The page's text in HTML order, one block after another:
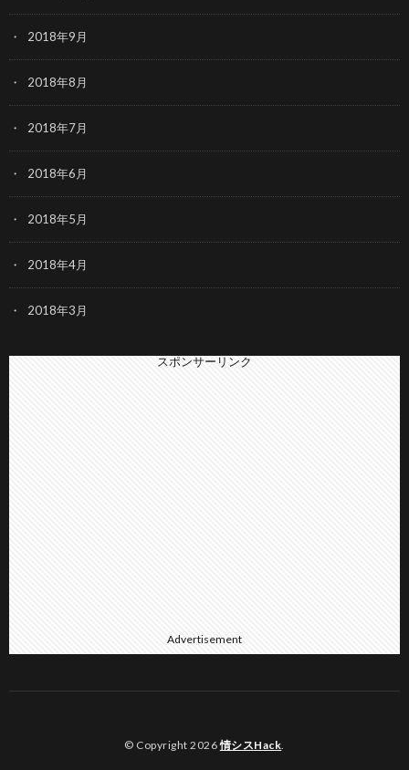
2018年9月
2018年8月
2018年7月
2018年6月
2018年5月
2018年4月
2018年3月
スポンサーリンク
Advertisement
© Copyright 2026情シスHack.